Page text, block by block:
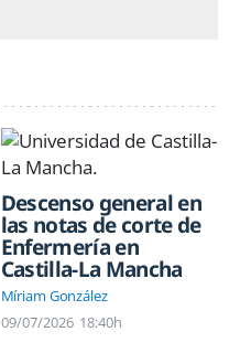
Descenso general en
las notas de corte de
Enfermería en
Castilla-La Mancha
Míriam González
09/07/2026 18:40h